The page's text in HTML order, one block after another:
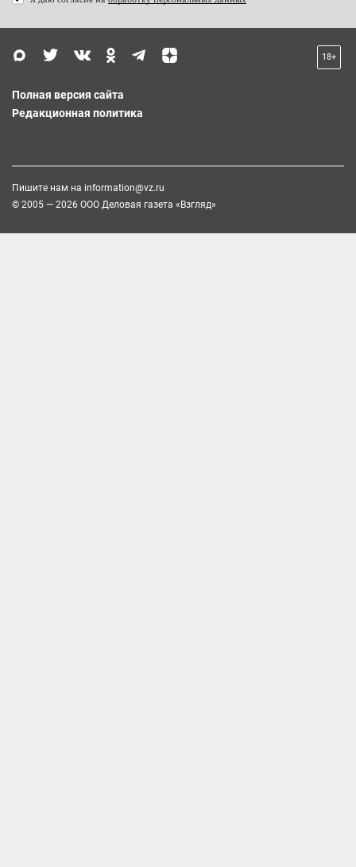
18+
Полная версия сайта
Редакционная политика
Пишите нам на information@vz.ru
© 2005 — 2026 ООО Деловая газета «Взгляд»